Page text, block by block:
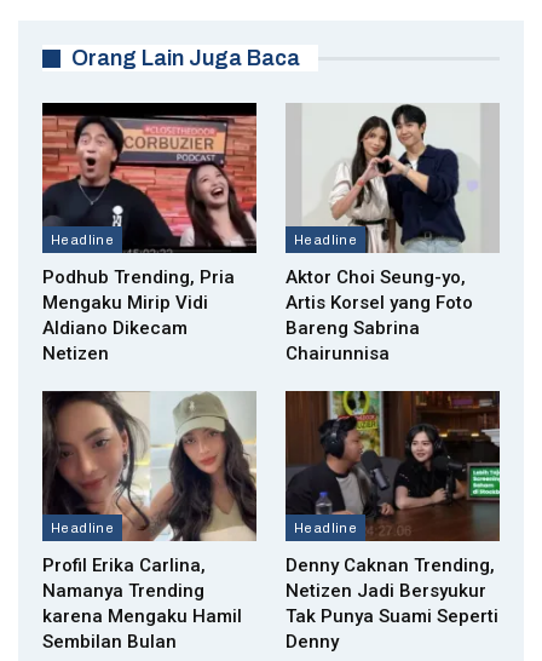
Orang Lain Juga Baca
Headline
Podhub Trending, Pria
Mengaku Mirip Vidi
Aldiano Dikecam
Netizen
Headline
Aktor Choi Seung-yo,
Artis Korsel yang Foto
Bareng Sabrina
Chairunnisa
Headline
Profil Erika Carlina,
Namanya Trending
karena Mengaku Hamil
Sembilan Bulan
Headline
Denny Caknan Trending,
Netizen Jadi Bersyukur
Tak Punya Suami Seperti
Denny